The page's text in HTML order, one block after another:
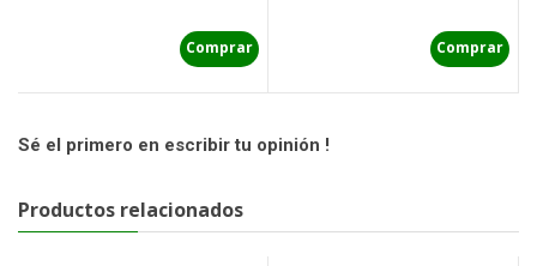
Comprar Comprar
Sé el primero en escribir tu opinión !
Productos relacionados